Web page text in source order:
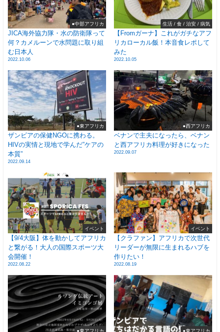
●中部アフリカ
JICA海外協力隊・水の防衛隊って
何？カメルーンで水問題に取り組
む日本人
2022.10.06
生活 / 食 / 治安 / 病気
【Fromガーナ】これがガチなアフ
リカローカル飯！本音食レポして
みた
2022.10.05
●東アフリカ
ザンビアの保健NGOに携わる。
HIVの実情と現地で学んだ”ケアの
本質”
2022.09.14
●西アフリカ
ベナンで主夫になったら、ベナン
と西アフリカ料理が好きになった
2022.09.07
イベント
【9/4大阪】体を動かしてアフリカ
と繋がる！大人の国際スポーツ大
会開催！
2022.08.22
イベント
【クラファン】アフリカで次世代
リーダーが無限に生まれるハブを
作りたい！
2022.08.19
●東アフリカ ●東アフリカ